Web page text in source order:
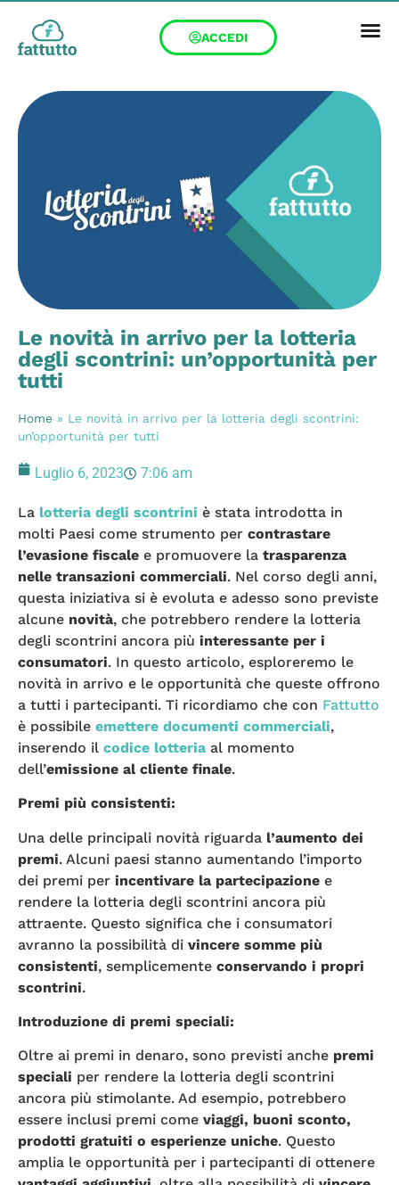
ACCEDI
Le novità in arrivo per la lotteria
degli scontrini: un’opportunità per
tutti
Home » Le novità in arrivo per la lotteria degli scontrini:
un’opportunità per tutti
Luglio 6, 2023 7:06 am
La lotteria degli scontrini è stata introdotta in
molti Paesi come strumento per contrastare
l’evasione fiscale e promuovere la trasparenza
nelle transazioni commerciali. Nel corso degli anni,
questa iniziativa si è evoluta e adesso sono previste
alcune novità, che potrebbero rendere la lotteria
degli scontrini ancora più interessante per i
consumatori. In questo articolo, esploreremo le
novità in arrivo e le opportunità che queste offrono
a tutti i partecipanti. Ti ricordiamo che con Fattutto
è possibile emettere documenti commerciali,
inserendo il codice lotteria al momento
dell’emissione al cliente finale.
Premi più consistenti:
Una delle principali novità riguarda l’aumento dei
premi. Alcuni paesi stanno aumentando l’importo
dei premi per incentivare la partecipazione e
rendere la lotteria degli scontrini ancora più
attraente. Questo significa che i consumatori
avranno la possibilità di vincere somme più
consistenti, semplicemente conservando i propri
scontrini.
Introduzione di premi speciali:
Oltre ai premi in denaro, sono previsti anche premi
speciali per rendere la lotteria degli scontrini
ancora più stimolante. Ad esempio, potrebbero
essere inclusi premi come viaggi, buoni sconto,
prodotti gratuiti o esperienze uniche. Questo
amplia le opportunità per i partecipanti di ottenere